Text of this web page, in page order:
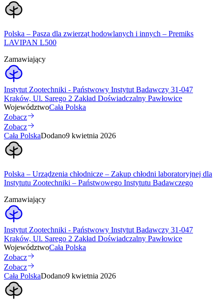
Polska – Pasza dla zwierząt hodowlanych i innych – Premiks
LAVIPAN L500
Zamawiający
Instytut Zootechniki - Państwowy Instytut Badawczy 31-047
Kraków, Ul. Sarego 2 Zakład Doświadczalny Pawłowice
WojewództwoCała Polska
Zobacz
Zobacz
Cała PolskaDodano9 kwietnia 2026
Polska – Urządzenia chłodnicze – Zakup chłodni laboratoryjnej dla
Instytutu Zootechniki – Państwowego Instytutu Badawczego
Zamawiający
Instytut Zootechniki - Państwowy Instytut Badawczy 31-047
Kraków, Ul. Sarego 2 Zakład Doświadczalny Pawłowice
WojewództwoCała Polska
Zobacz
Zobacz
Cała PolskaDodano9 kwietnia 2026